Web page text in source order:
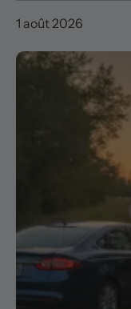
1 août 2026